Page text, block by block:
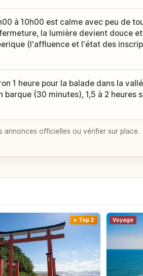
à 10h00 est calme avec peu de
la lumière devient douce
(l'affluence et l'état des
1 heure pour la balade dans la
barque (30 minutes), 1,5 à 2
annonces officielles ou vérifier sur place.
Top 2 Voyage